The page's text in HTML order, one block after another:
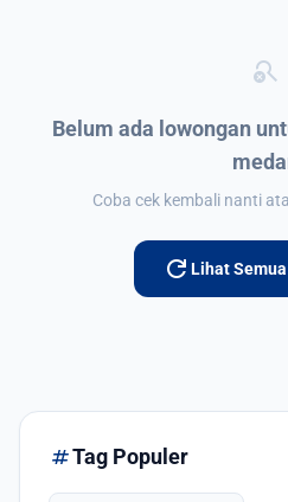
search_off
Belum ada lowongan
Coba cek kembali nanti
refresh Lihat
tagTag Populer